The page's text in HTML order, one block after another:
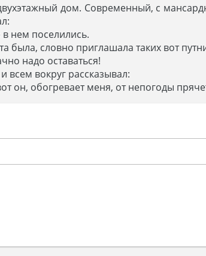
дом. Современный, с
нем поселились.
была, словно приглашала таких вот
надо оставаться!
вокруг рассказывал:
он, обогревает меня, от непогоды